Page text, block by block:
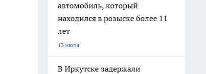
автомобиль, который
находился в розыске более 11
лет
13 июля
В Иркутске задержали